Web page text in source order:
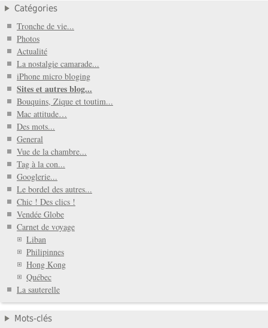
Catégories
Tronche de vie...
Photos
Actualité
La nostalgie camarade...
iPhone micro bloging
Sites et autres blog...
Bouquins, Zique et toutim...
Mac attitude…
Des mots...
General
Vue de la chambre...
Tag à la con...
Googlerie...
Le bordel des autres...
Chic ! Des clics !
Vendée Globe
Carnet de voyage
Liban
Philipinnes
Hong Kong
Québec
La sauterelle
Mots-clés